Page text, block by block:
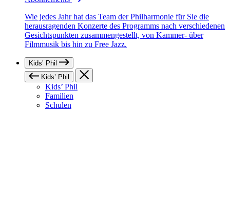
Wie jedes Jahr hat das Team der Philharmonie für Sie die
herausragenden Konzerte des Programms nach verschiedenen
Gesichtspunkten zusammengestellt, von Kammer- über
Filmmusik bis hin zu Free Jazz.
Kids’ Phil
Kids’ Phil
Kids’ Phil
Familien
Schulen